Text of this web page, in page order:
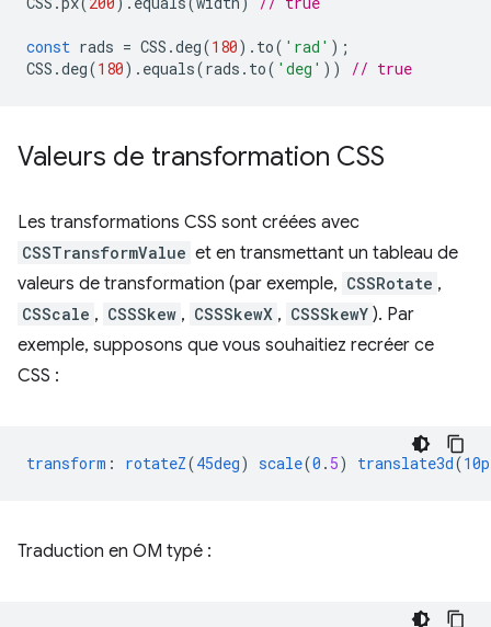
const rads = CSS .deg(180). to( 'rad' );
CSS .deg(180). equals(rads . to( 'deg' )) // true
Valeurs de transformation CSS
Les transformations CSS sont créées avec
CSSTransformValue et en transmettant un tableau de
valeurs de transformation (par exemple, CSSRotate ,
CSScale , CSSSkew , CSSSkewX , CSSSkewY ). Par
exemple, supposons que vous souhaitiez recréer ce
CSS :
transform : rotateZ(45deg) scale(0 . 5) translate3d(
Traduction en OM typé :